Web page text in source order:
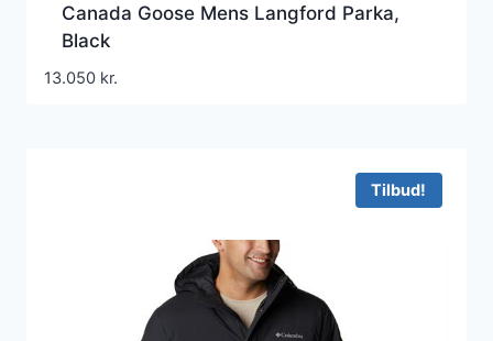
Canada Goose Mens Langford Parka,
Black
13.050 kr.
Tilbud!